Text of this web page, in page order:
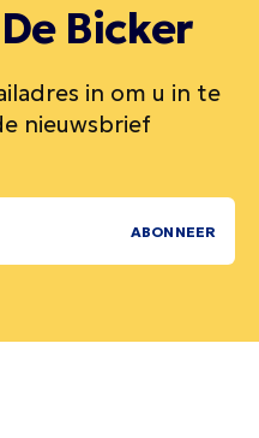
Bicker
in om u in te
nieuwsbrief
ABONNEER